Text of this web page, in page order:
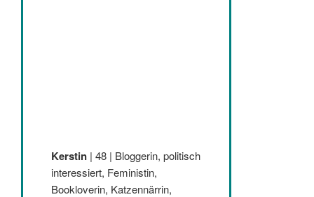
Kerstin | 48 | Bloggerin, politisch
interessiert, Feministin,
Bookloverin, Katzennärrin,